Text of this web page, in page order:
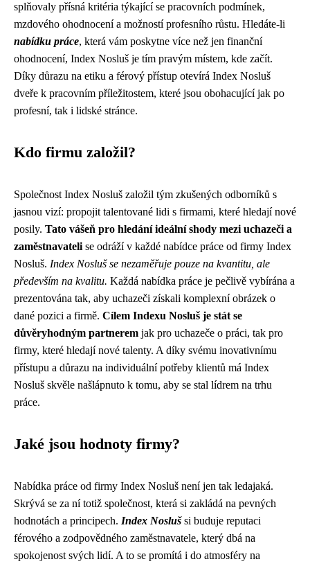
splňovaly přísná kritéria týkající se pracovních podmínek,
mzdového ohodnocení a možností profesního růstu. Hledáte-li
nabídku práce, která vám poskytne více než jen finanční
ohodnocení, Index Nosluš je tím pravým místem, kde začít.
Díky důrazu na etiku a férový přístup otevírá Index Nosluš
dveře k pracovním příležitostem, které jsou obohacující jak po
profesní, tak i lidské stránce.
Kdo firmu založil?
Společnost Index Nosluš založil tým zkušených odborníků s
jasnou vizí: propojit talentované lidi s firmami, které hledají nové
posily. Tato vášeň pro hledání ideální shody mezi uchazeči a
zaměstnavateli se odráží v každé nabídce práce od firmy Index
Nosluš. Index Nosluš se nezaměřuje pouze na kvantitu, ale
především na kvalitu. Každá nabídka práce je pečlivě vybírána a
prezentována tak, aby uchazeči získali komplexní obrázek o
dané pozici a firmě. Cílem Indexu Nosluš je stát se
důvěryhodným partnerem jak pro uchazeče o práci, tak pro
firmy, které hledají nové talenty. A díky svému inovativnímu
přístupu a důrazu na individuální potřeby klientů má Index
Nosluš skvěle našlápnuto k tomu, aby se stal lídrem na trhu
práce.
Jaké jsou hodnoty firmy?
Nabídka práce od firmy Index Nosluš není jen tak ledajaká.
Skrývá se za ní totiž společnost, která si zakládá na pevných
hodnotách a principech. Index Noslušsi buduje reputaci
férového a zodpovědného zaměstnavatele, který dbá na
spokojenost svých lidí. A to se promítá i do atmosféry na